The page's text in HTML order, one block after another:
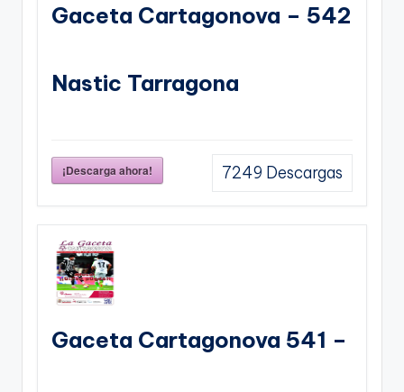
Gaceta Cartagonova – 542
Nastic Tarragona
¡Descarga ahora! 7249 Descargas
Gaceta Cartagonova 541 –